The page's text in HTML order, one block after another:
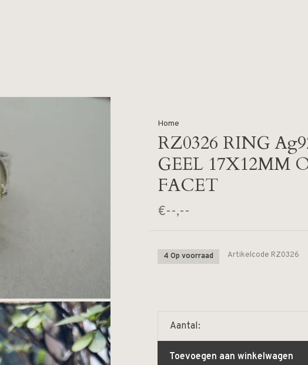
Home
RZ0326 RING
GEEL 17X12MM
FACET
€--,--
4 Op voorraad Artikelcode RZ0326
Aantal:
Toevoegen aan winkelwagen